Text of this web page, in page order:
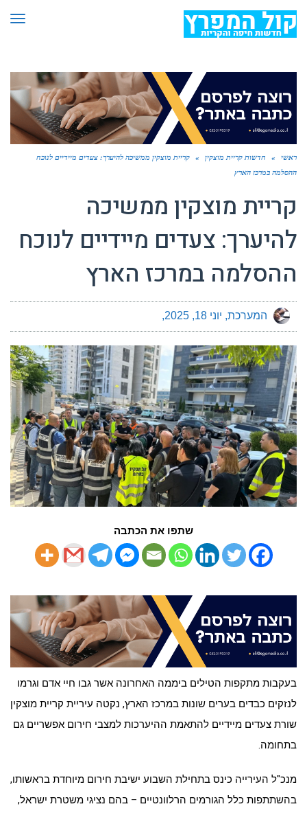
ראשי » חדשות קריית מוצקין »
קריית מוצקין ממשיכה להיערך: צעדים מיידיים לנוכח
ההסלמה במרכז הארץ
קריית מוצקין ממשיכה
להיערך: צעדים מיידיים לנוכח
ההסלמה במרכז הארץ
המערכת יוני 18, 2025
שתפו את הכתבה
בעקבות מתקפות הטילים ביממה האחרונה אשר גבו חיי אדם וגרמו
לנזקים כבדים בערים שונות במרכז הארץ, נקטה עיריית קריית מוצקין
שורת צעדים מיידיים להתאמת ההיערכות למצבי חירום אפשריים גם
בתחומה.
מנכ"ל העירייה כינס בתחילת השבוע ישיבת חירום מיוחדת בראשותו,
בהשתתפות כלל הגורמים הרלוונטיים – בהם נציגי משטרת ישראל,